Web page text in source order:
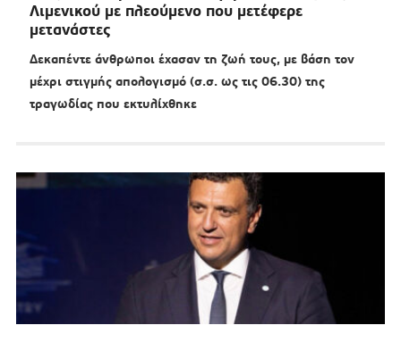
Λιμενικού με πλεούμενο που μετέφερε
μετανάστες
Δεκαπέντε άνθρωποι έχασαν τη ζωή τους, με βάση τον
μέχρι στιγμής απολογισμό (σ.σ. ως τις 06.30) της
τραγωδίας που εκτυλίχθηκε